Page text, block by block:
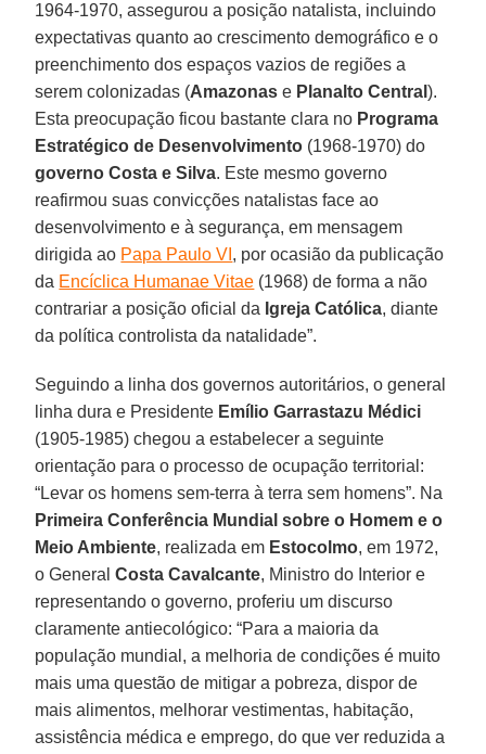
1964-1970, assegurou a posição natalista, incluindo
expectativas quanto ao crescimento demográfico e o
preenchimento dos espaços vazios de regiões a
serem colonizadas (Amazonas e Planalto Central).
Esta preocupação ficou bastante clara no Programa
Estratégico de Desenvolvimento (1968-1970) do
governo Costa e Silva. Este mesmo governo
reafirmou suas convicções natalistas face ao
desenvolvimento e à segurança, em mensagem
dirigida ao Papa Paulo VI , por ocasião da publicação
da Encíclica Humanae Vitae (1968) de forma a não
contrariar a posição oficial da Igreja Católica, diante
da política controlista da natalidade”.
Seguindo a linha dos governos autoritários, o general
linha dura e Presidente Emílio Garrastazu Médici
(1905-1985) chegou a estabelecer a seguinte
orientação para o processo de ocupação territorial:
“Levar os homens sem-terra à terra sem homens”. Na
Primeira Conferência Mundial sobre o Homem e o
Meio Ambiente, realizada em Estocolmo, em 1972,
o GeneralCosta Cavalcante, Ministro do Interior e
representando o governo, proferiu um discurso
claramente antiecológico: “Para a maioria da
população mundial, a melhoria de condições é muito
mais uma questão de mitigar a pobreza, dispor de
mais alimentos, melhorar vestimentas, habitação,
assistência médica e emprego, do que ver reduzida a